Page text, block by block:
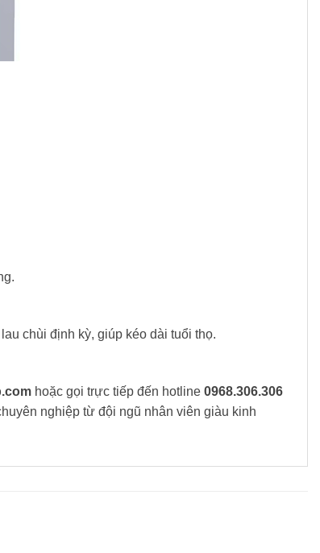
chùi định kỳ, giúp kéo dài tuổi thọ.
hoặc gọi trực tiếp đến hotline 0968.306.306
nghiệp từ đội ngũ nhân viên giàu kinh